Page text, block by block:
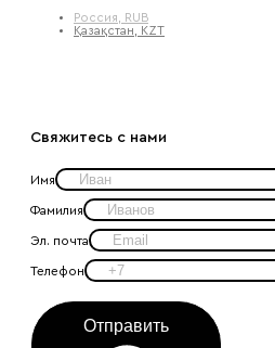
Россия, RUB
Қазақстан, KZT
Свяжитесь с нами
Имя
Фамилия
Эл. почта
Телефон
Отправить